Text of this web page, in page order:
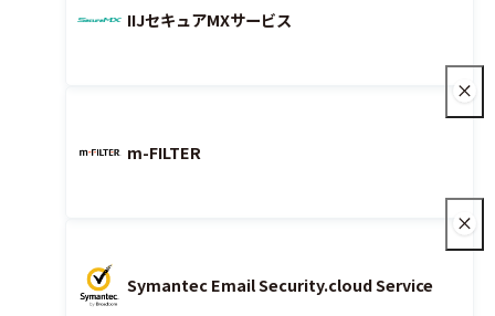
IIJセキュアMXサービス
m-FILTER
Symantec Email Security.cloud Service